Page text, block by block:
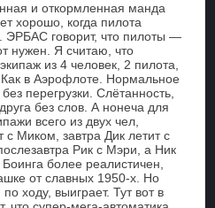
и откормленная манда
хорошо, когда пилота
ЭРБАС говорит, что пилоты —
нужен. Я считаю, что
из 4 человек, 2 пилота,
в Аэрофлоте. Нормальное
перегрузки. Слётанность,
без слов. А нонеча для
всего из двух чел,
с Миком, завтра Дик летит с
Рик с Мэри, а Ник
более реалистичен,
от славных 1950-х. Но
ходу, выиграет. Тут вот в